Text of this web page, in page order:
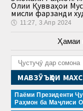
Олии Қувваҳои
мисли фарзанди
🕔 11:27, 3.Апр 2024
Ҳамаи
МАВЗӮЪҲОИ
Паёми Президенти
Раҳмон ба Маҷлиси